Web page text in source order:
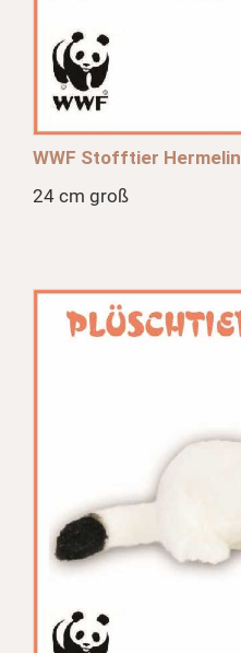
WWF Stofftier Hermelin
24 cm groß